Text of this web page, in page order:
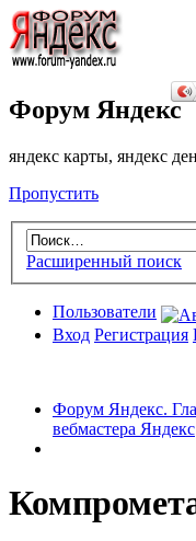
Форум Яндекс
яндекс карты, яндекс
Пропустить
Расширенный поиск
Пользователи
Вход Регистрация
Форум Яндекс.
вебмастера Яндекс